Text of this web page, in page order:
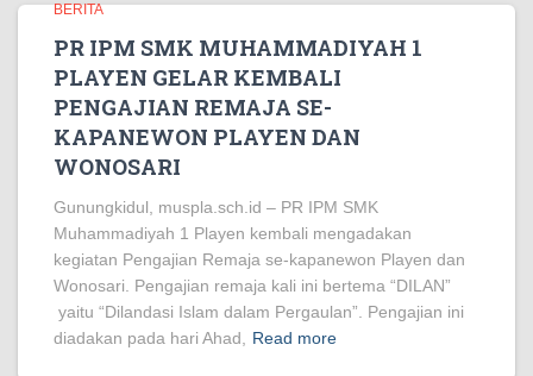
BERITA
PR IPM SMK MUHAMMADIYAH 1
PLAYEN GELAR KEMBALI
PENGAJIAN REMAJA SE-
KAPANEWON PLAYEN DAN
WONOSARI
Gunungkidul, muspla.sch.id – PR IPM SMK
Muhammadiyah 1 Playen kembali mengadakan
kegiatan Pengajian Remaja se-kapanewon Playen dan
Wonosari. Pengajian remaja kali ini bertema “DILAN”
yaitu “Dilandasi Islam dalam Pergaulan”. Pengajian ini
diadakan pada hari Ahad,
Read more